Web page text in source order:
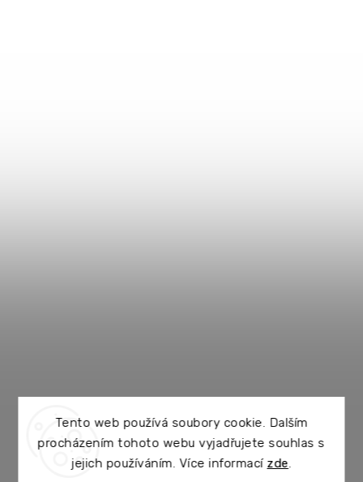
Tento web používá soubory cookie. Dalším
procházením tohoto webu vyjadřujete souhlas s
jejich používáním. Více informací zde.